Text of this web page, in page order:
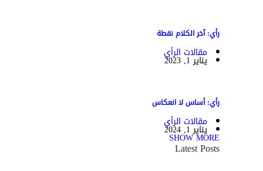
رأي: آخر الكلام نقطة
مقالات الرأي
يناير 1, 2023
رأي: أساس لا انعكاس
مقالات الرأي
يناير 1, 2024
SHOW MORE
Latest Posts